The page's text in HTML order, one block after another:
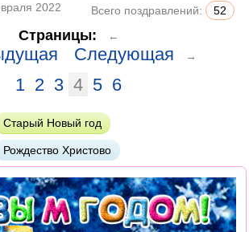
2022 Всего поздравлений: 52
Страницы: ←
Следующая →
1 2 3 4 5 6
Старый Новый год
Рождество Христово